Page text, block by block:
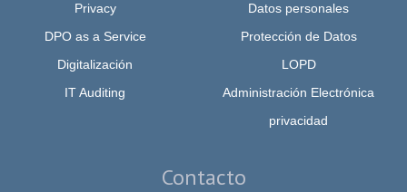
Privacy
DPO as a Service
Digitalización
IT Auditing
Datos personales
Protección de Datos
LOPD
Administración Electrónica
privacidad
Contacto